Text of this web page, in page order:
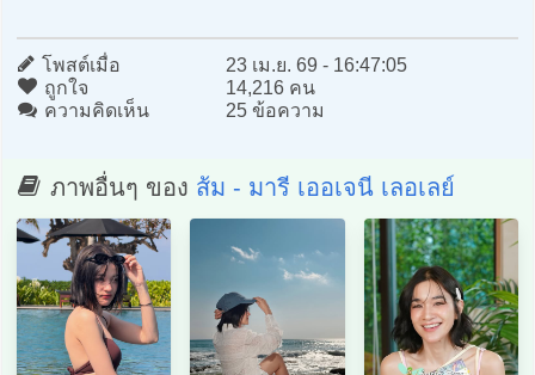
โพสต์เมื่อ
23 เม.ย. 69 - 16:47:05
ถูกใจ
14,216 คน
ความคิดเห็น
25 ข้อความ
ภาพอื่นๆ ของ ส้ม - มารี เออเจนี เลอเลย์